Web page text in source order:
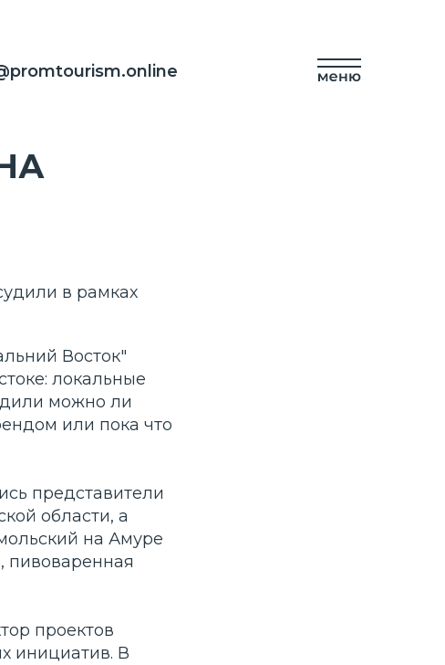
в рамках
Восток"
локальные
можно ли
или пока что
представители
области, а
на Амуре
пивоваренная
проектов
инициатив. В